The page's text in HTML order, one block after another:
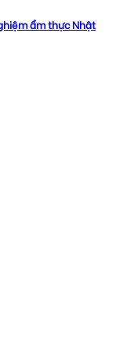
ẩm thực Nhật